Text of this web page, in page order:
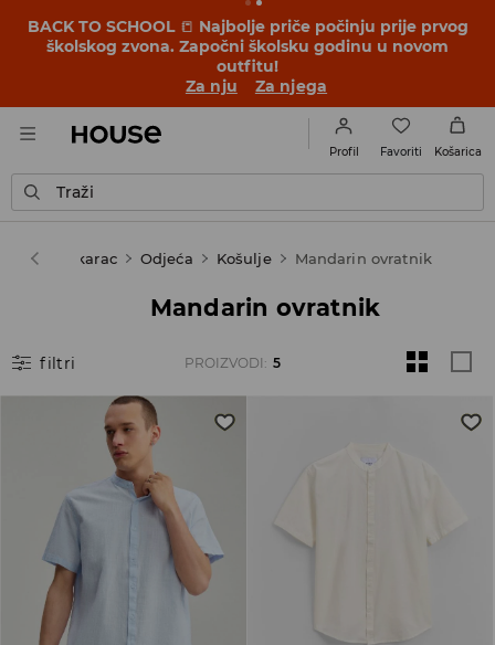
BACK TO SCHOOL 📒 Najbolje priče počinju prije prvog
školskog zvona. Započni školsku godinu u novom
outfitu!
Za nju
Za njega
Profil Favoriti Košarica
Traži
Muškarac Odjeća Košulje Mandarin ovratnik
Mandarin ovratnik
filtri PROIZVODI : 5